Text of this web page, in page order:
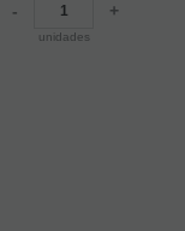
-
unidades
+